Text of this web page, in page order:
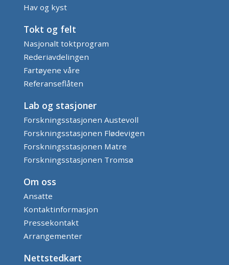
Hav og kyst
Tokt og felt
Nasjonalt toktprogram
Rederiavdelingen
Fartøyene våre
Referanseflåten
Lab og stasjoner
Forskningsstasjonen Austevoll
Forskningsstasjonen Flødevigen
Forskningsstasjonen Matre
Forskningsstasjonen Tromsø
Om oss
Ansatte
Kontaktinformasjon
Pressekontakt
Arrangementer
Nettstedkart